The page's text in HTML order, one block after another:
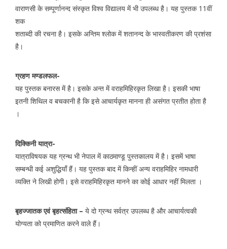
वाराणसी के सम्पूर्णानन्द संस्कृत विश्व विद्यालय में भी उपलब्ध है। यह पुस्तक 11वीं
शक
शताब्दी की रचना है। इसके अन्तिम श्लोक में शतानन्द के भास्वतीकरण की प्रशंसा
है।
ग्रहण मण्डलफल-
यह पुस्तक बनारस में है। इसके अन्त में वराहमिहिरकृत लिखा है। इसकी भाषा
इतनी शिथिल व बचकानी है कि इसे आचार्यकृत मानना ही असंगत प्रतीत होता है
।
दिक्किनी यात्रा-
यात्राविषयक यह ग्रन्थ भी नेपाल में काठमाण्डू पुस्तकालय में है। इसमें भाषा
सम्बन्धी कई अशुद्धियाँ हैं। यह पुस्तक बाद में किन्हीं अन्य वराहमिहिर नामधारी
व्यक्ति ने लिखी होगी। इसे वराहमिहिरकृत मानने का कोई आधार नहीं मिलता ।
बृहज्जातक एवं बृहत्संहिता – ये दो ग्रन्थ सर्वत्र उपलब्ध है और आचार्यत्वकी
योग्यता को प्रमाणित करने वाले हैं।